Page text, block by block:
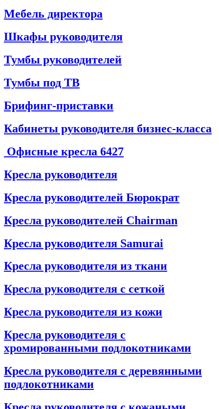
Мебель директора
Шкафы руководителя
Тумбы руководителей
Тумбы под ТВ
Брифинг-приставки
Кабинеты руководителя бизнес-класса
Офисные кресла 6427
Кресла руководителя
Кресла руководителей Бюрократ
Кресла руководителей Chairman
Кресла руководителя Samurai
Кресла руководителя из ткани
Кресла руководителя с сеткой
Кресла руководителя из кожи
Кресла руководителя с
хромированными подлокотниками
Кресла руководителя с деревянными
подлокотниками